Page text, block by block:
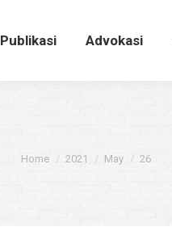
Publikasi Advokasi
You are here:
Home 2021 May 26
Publikasi Advokasi